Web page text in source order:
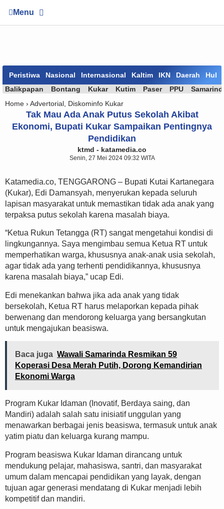
Menu
Peristiwa Nasional Internasional Kaltim IKN Daerah
Balikpapan
Bontang Kukar Kutim Paser PPU
Home › Advertorial Diskominfo Kukar
Tak Mau Ada Anak Putus Sekolah Akibat
Ekonomi, Bupati Kukar Sampaikan Pentingnya
Pendidikan
ktmd - katamedia.co
Senin, 27 Mei 2024 09:32 WITA
Katamedia.co, TENGGARONG – Bupati Kutai Kartanegara
(Kukar), Edi Damansyah, menyerukan kepada seluruh
lapisan masyarakat untuk memastikan tidak ada anak yang
terpaksa putus sekolah karena masalah biaya.
“Ketua Rukun Tetangga (RT) sangat mengetahui kondisi di
lingkungannya. Saya mengimbau semua Ketua RT untuk
memperhatikan warga, khususnya anak-anak usia sekolah,
agar tidak ada yang terhenti pendidikannya, khususnya
karena masalah biaya,” ucap Edi.
Edi menekankan bahwa jika ada anak yang tidak
bersekolah, Ketua RT harus melaporkan kepada pihak
berwenang dan mendorong keluarga yang bersangkutan
untuk mengajukan beasiswa.
Baca juga Wawali Samarinda Resmikan 59
Koperasi Desa Merah Putih, Dorong Kemandirian
Ekonomi Warga
Program Kukar Idaman (Inovatif, Berdaya saing, dan
Mandiri) adalah salah satu inisiatif unggulan yang
menawarkan berbagai jenis beasiswa, termasuk untuk anak
yatim piatu dan keluarga kurang mampu.
Program beasiswa Kukar Idaman dirancang untuk
mendukung pelajar, mahasiswa, santri, dan masyarakat
umum dalam mencapai pendidikan yang layak, dengan
tujuan agar generasi mendatang di Kukar menjadi lebih
kompetitif dan mandiri.